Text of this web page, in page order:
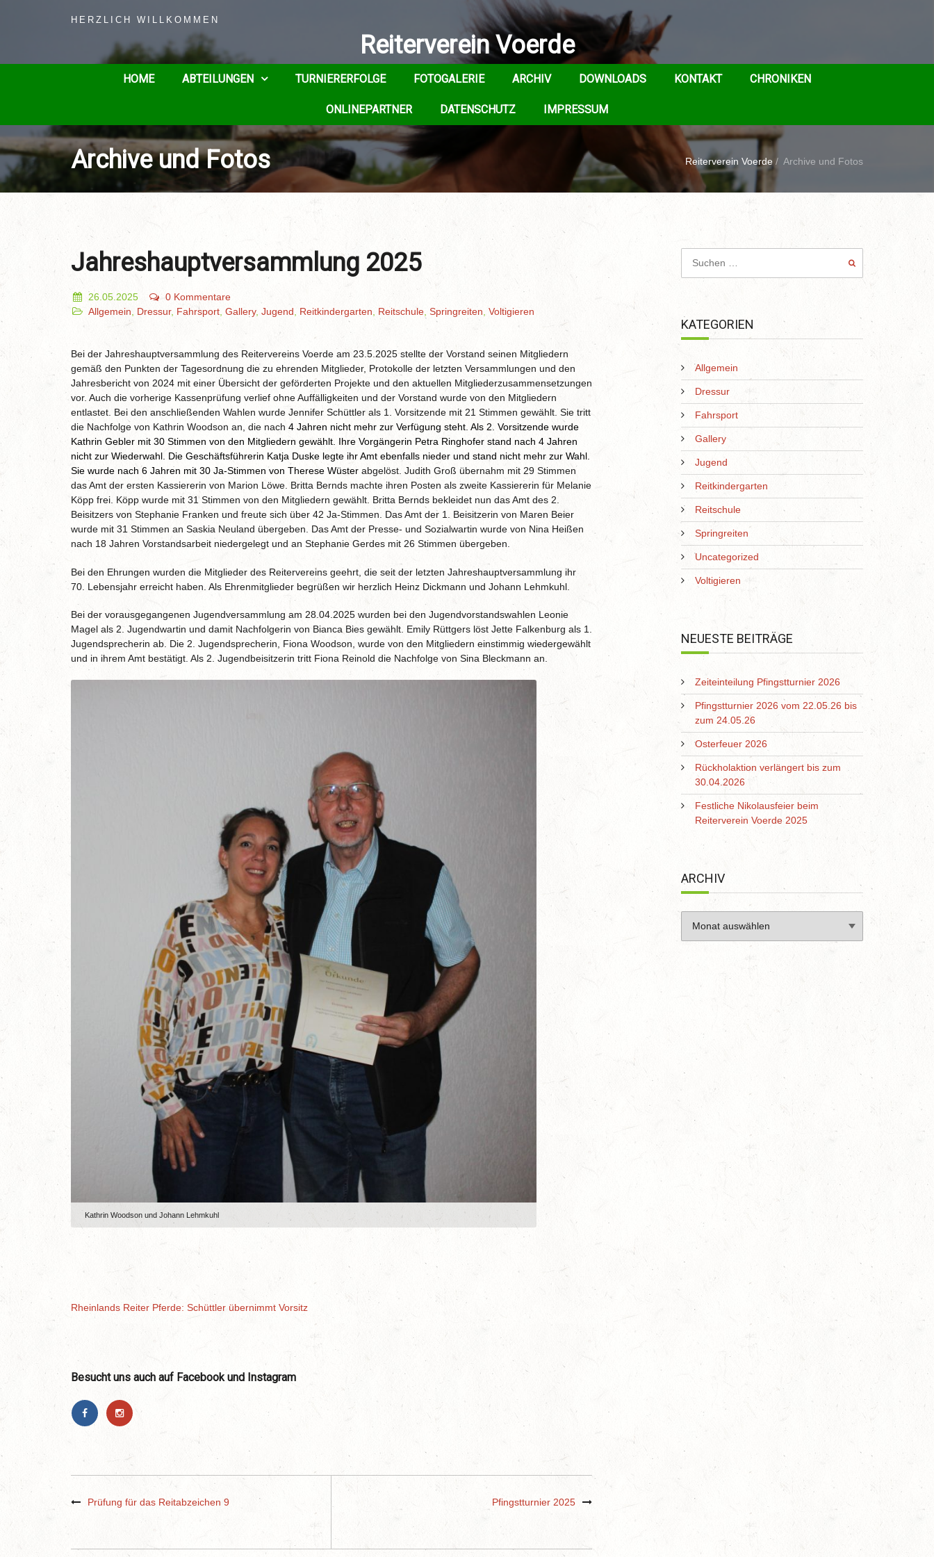
HERZLICH WILLKOMMEN
Reiterverein Voerde
HOME ABTEILUNGEN TURNIERERFOLGE FOTOGALERIE ARCHIV DOWNLOADS KONTAKT CHRONIKEN
ONLINEPARTNER DATENSCHUTZ IMPRESSUM
Archive und Fotos Reiterverein Voerde / Archive und Fotos
Jahreshauptversammlung 2025
26.05.2025
0 Kommentare
Allgemein
Dressur, Fahrsport Gallery, Jugend Reitkindergarten Reitschule Springreiten Voltigieren
Bei der Jahreshauptversammlung des Reitervereins Voerde am 23.5.2025 stellte der Vorstand seinen Mitgliedern
gemäß den Punkten der Tagesordnung die zu ehrenden Mitglieder, Protokolle der letzten Versammlungen und den
Jahresbericht von 2024 mit einer Übersicht der geförderten Projekte und den aktuellen Mitgliederzusammensetzungen
vor. Auch die vorherige Kassenprüfung verlief ohne Auffälligkeiten und der Vorstand wurde von den Mitgliedern
entlastet. Bei den anschließenden Wahlen wurde Jennifer Schüttler als 1. Vorsitzende mit 21 Stimmen gewählt. Sie tritt
die Nachfolge von Kathrin Woodson an, die nach 4 Jahren nicht mehr zur Verfügung steht. Als 2. Vorsitzende wurde
Kathrin Gebler mit 30 Stimmen von den Mitgliedern gewählt. Ihre Vorgängerin Petra Ringhofer stand nach 4 Jahren
nicht zur Wiederwahl. Die Geschäftsführerin Katja Duske legte ihr Amt ebenfalls nieder und stand nicht mehr zur Wahl.
Sie wurde nach 6 Jahren mit 30 Ja-Stimmen von Therese Wüster abgelöst. Judith Groß übernahm mit 29 Stimmen
das Amt der ersten Kassiererin von Marion Löwe. Britta Bernds machte ihren Posten als zweite Kassiererin für Melanie
Köpp frei. Köpp wurde mit 31 Stimmen von den Mitgliedern gewählt. Britta Bernds bekleidet nun das Amt des 2.
Beisitzers von Stephanie Franken und freute sich über 42 Ja-Stimmen. Das Amt der 1. Beisitzerin von Maren Beier
wurde mit 31 Stimmen an Saskia Neuland übergeben. Das Amt der Presse- und Sozialwartin wurde von Nina Heißen
nach 18 Jahren Vorstandsarbeit niedergelegt und an Stephanie Gerdes mit 26 Stimmen übergeben.
Bei den Ehrungen wurden die Mitglieder des Reitervereins geehrt, die seit der letzten Jahreshauptversammlung ihr
70. Lebensjahr erreicht haben. Als Ehrenmitglieder begrüßen wir herzlich Heinz Dickmann und Johann Lehmkuhl.
Bei der vorausgegangenen Jugendversammlung am 28.04.2025 wurden bei den Jugendvorstandswahlen Leonie
Magel als 2. Jugendwartin und damit Nachfolgerin von Bianca Bies gewählt. Emily Rüttgers löst Jette Falkenburg als 1.
Jugendsprecherin ab. Die 2. Jugendsprecherin, Fiona Woodson, wurde von den Mitgliedern einstimmig wiedergewählt
und in ihrem Amt bestätigt. Als 2. Jugendbeisitzerin tritt Fiona Reinold die Nachfolge von Sina Bleckmann an.
Kathrin Woodson und Johann Lehmkuhl
Rheinlands Reiter Pferde: Schüttler übernimmt Vorsitz
Besucht uns auch auf Facebook und Instagram
Prüfung für das Reitabzeichen 9 Pfingstturnier 2025
KATEGORIEN
Allgemein
Dressur
Fahrsport
Gallery
Jugend
Reitkindergarten
Reitschule
Springreiten
Uncategorized
Voltigieren
NEUESTE BEITRÄGE
Zeiteinteilung Pfingstturnier 2026
Pfingstturnier 2026 vom 22.05.26 bis
zum 24.05.26
Osterfeuer 2026
Rückholaktion verlängert bis zum
30.04.2026
Festliche Nikolausfeier beim
Reiterverein Voerde 2025
ARCHIV